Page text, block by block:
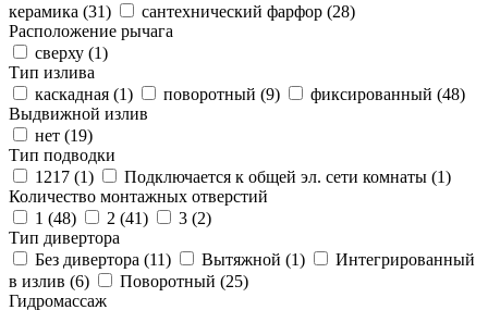
керамика (31) сантехнический фарфор (28)
Расположение рычага
сверху (1)
Тип излива
каскадная (1) поворотный (9) фиксированный (48)
Выдвижной излив
нет (19)
Тип подводки
1217 (1) Подключается к общей эл. сети комнаты (1)
Количество монтажных отверстий
1 (48) 2 (41) 3 (2)
Тип дивертора
Без дивертора (11) Вытяжной (1)
Интегрированный
в излив (6) Поворотный (25)
Гидромассаж